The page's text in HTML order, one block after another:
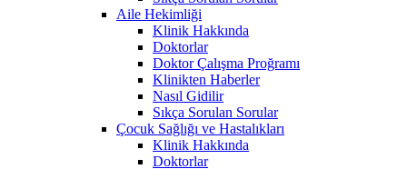
Aile Hekimliği
Klinik Hakkında
Doktorlar
Doktor Çalışma Proğramı
Klinikten Haberler
Nasıl Gidilir
Sıkça Sorulan Sorular
Çocuk Sağlığı ve Hastalıkları
Klinik Hakkında
Doktorlar